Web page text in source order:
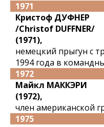
1971
Кристоф ДУФНЕР
/Christof DUFFNER/
(1971),
немецкий прыгун с
1994 года в
1972
Майкл МАККЭРИ
(1972),
член американской
1975